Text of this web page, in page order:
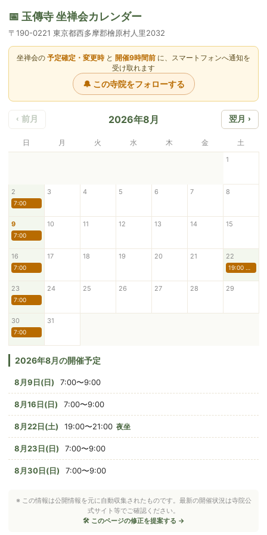
📅 玉傳寺 坐禅会カレンダー
〒190-0221 東京都西多摩郡檜原村人里2032
坐禅会の 予定確定・変更時と 開催9時間前 に、スマートフォンへ通知を
受け取れます
🔔 この寺院をフォローする
‹ 前月 2026年8月 翌月 ›
日 月 火 水 木 金 土
1
2
7:00
3 4 5 6 7 8
9
7:00
10 11 12 13 14 15
16
7:00
17 18 19 20 21 22
19:00 夜坐
23
7:00
24 25 26 27 28 29
30
7:00
31
2026年8月の開催予定
8月9日(日) 7:00〜9:00
8月16日(日) 7:00〜9:00
8月22日(土) 19:00〜21:00 夜坐
8月23日(日) 7:00〜9:00
8月30日(日) 7:00〜9:00
※ この情報は公開情報を元に自動収集されたものです。最新の開催状況は寺院公
式サイト等でご確認ください。
🛠 このページの修正を提案する →